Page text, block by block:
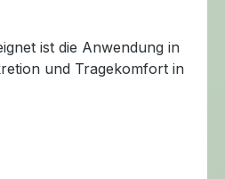
ist die Anwendung in
und Tragekomfort in